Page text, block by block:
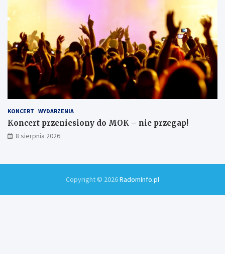
KONCERT WYDARZENIA
Koncert przeniesiony do MOK – nie przegap!
8 sierpnia 2026
Copyright © 2026RadomInfo.pl